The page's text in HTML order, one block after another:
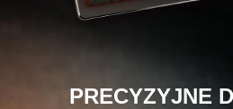
PRECYZYJNE